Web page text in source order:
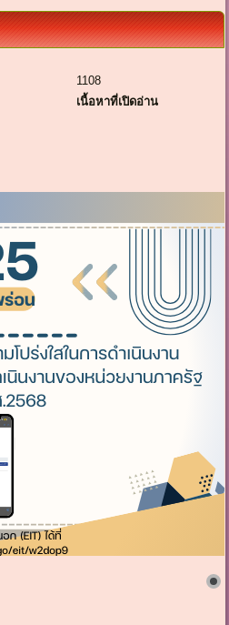
1108
เนื้อหาที่เปิดอ่าน